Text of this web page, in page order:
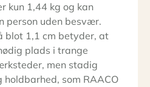
kun 1,44 kg og kan
person uden besvær.
blot 1,1 cm betyder, at
plads i trange
men stadig
holdbarhed, som RAACO